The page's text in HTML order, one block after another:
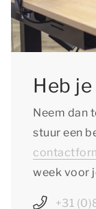
Heb
Neem dan
stuur een
week voor
+31